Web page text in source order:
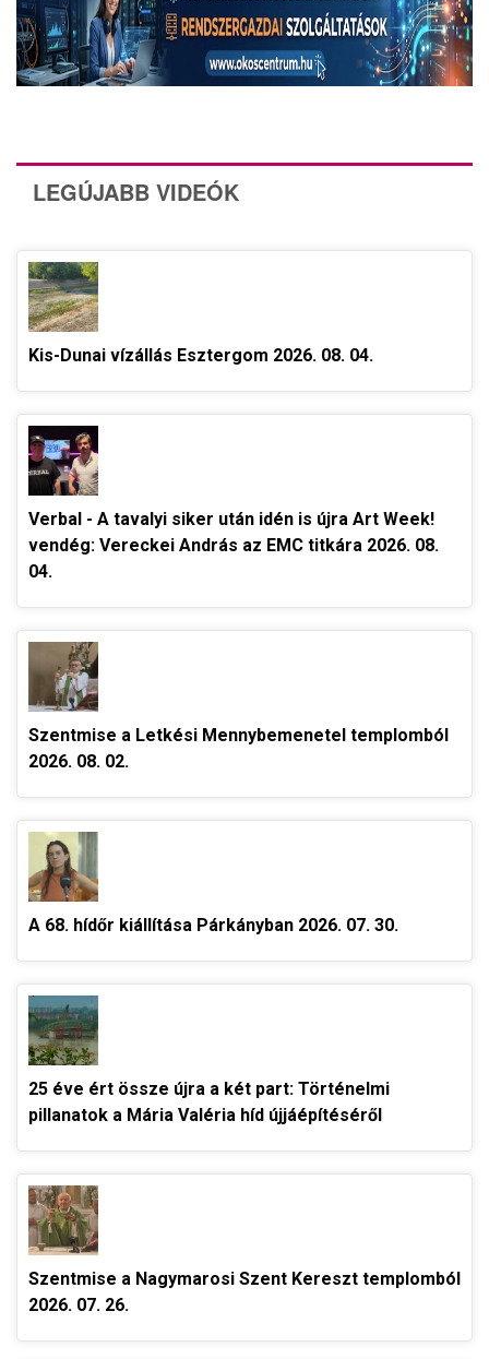
LEGÚJABB VIDEÓK
Kis-Dunai vízállás Esztergom 2026. 08. 04.
Verbal - A tavalyi siker után idén is újra Art Week!
vendég: Vereckei András az EMC titkára 2026. 08.
04.
Szentmise a Letkési Mennybemenetel templomból
2026. 08. 02.
A 68. hídőr kiállítása Párkányban 2026. 07. 30.
25 éve ért össze újra a két part: Történelmi
pillanatok a Mária Valéria híd újjáépítéséről
Szentmise a Nagymarosi Szent Kereszt templomból
2026. 07. 26.